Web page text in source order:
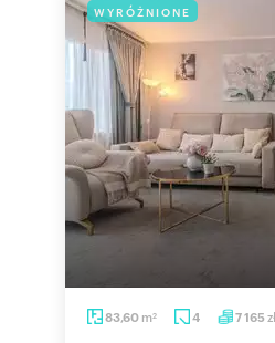
WYRÓŻNIONE
83,60 m2 4 7 165